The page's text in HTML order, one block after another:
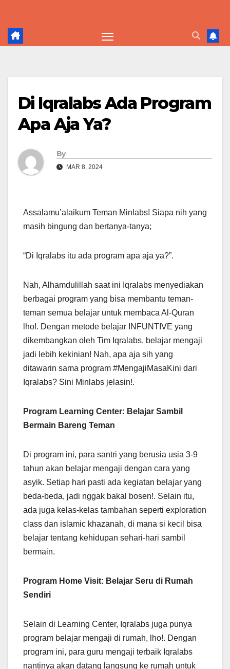
content
Di Iqralabs Ada Program
Apa Aja Ya?
By
MAR 8, 2024
Assalamu’alaikum Teman Minlabs! Siapa nih yang
masih bingung dan bertanya-tanya;
“Di Iqralabs itu ada program apa aja ya?”.
Nah, Alhamdulillah saat ini Iqralabs menyediakan
berbagai program yang bisa membantu teman-
teman semua belajar untuk membaca Al-Quran
lho!. Dengan metode belajar INFUNTIVE yang
dikembangkan oleh Tim Iqralabs, belajar mengaji
jadi lebih kekinian! Nah, apa aja sih yang
ditawarin sama program #MengajiMasaKini dari
Iqralabs? Sini Minlabs jelasin!.
Program Learning Center: Belajar Sambil
Bermain Bareng Teman
Di program ini, para santri yang berusia usia 3-9
tahun akan belajar mengaji dengan cara yang
asyik. Setiap hari pasti ada kegiatan belajar yang
beda-beda, jadi nggak bakal bosen!. Selain itu,
ada juga kelas-kelas tambahan seperti exploration
class dan islamic khazanah, di mana si kecil bisa
belajar tentang kehidupan sehari-hari sambil
bermain.
Program Home Visit: Belajar Seru di Rumah
Sendiri
Selain di Learning Center, Iqralabs juga punya
program belajar mengaji di rumah, lho!. Dengan
program ini, para guru mengaji terbaik Iqralabs
nantinya akan datang langsung ke rumah untuk